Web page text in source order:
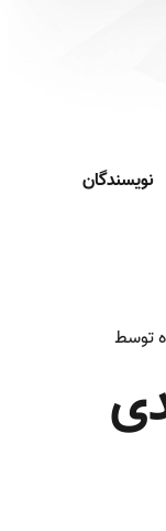
نویسندگان
توسط